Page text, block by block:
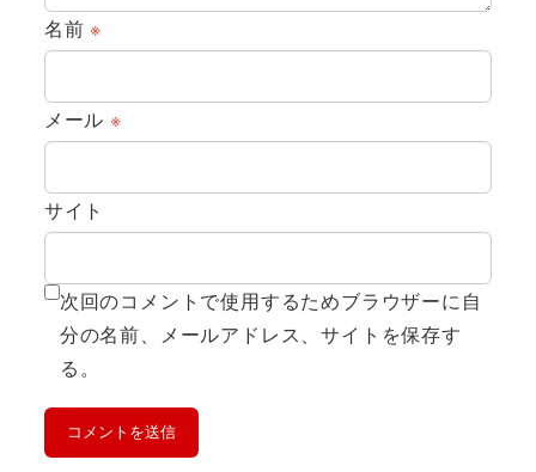
名前※
メール ※
サイト
次回のコメントで使用するためブラウザーに自
分の名前、メールアドレス、サイトを保存す
る。